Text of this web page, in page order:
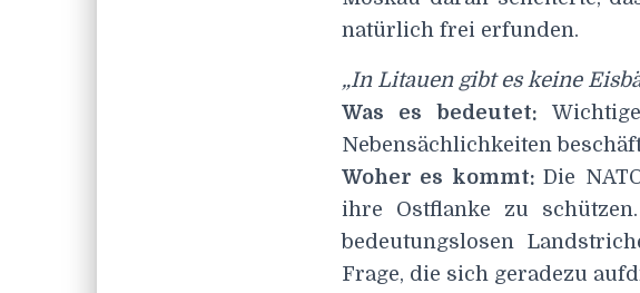
natürlich frei erfunden.
„In Litauen gibt es keine
Was es bedeutet:
Nebensächlichkeiten
Woher es kommt:Die
ihre Ostflanke zu
bedeutungslosen
Frage, die sich geradezu